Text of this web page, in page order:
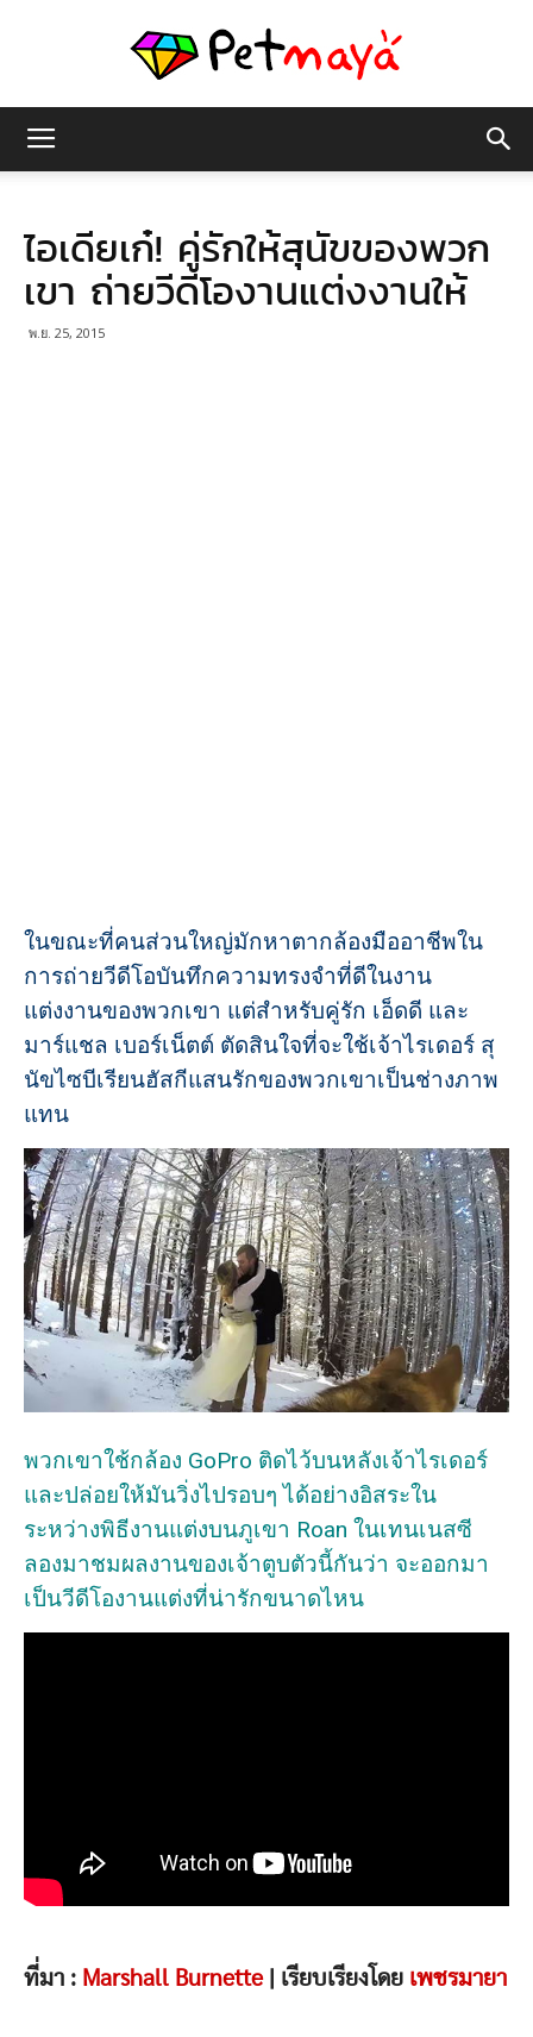
มายา
ไอเดียเก๋! คู่รักให้สุนัขของพวก
เขา ถ่ายวีดีโองานแต่งงานให้
พ.ย. 25, 2015
ในขณะที่คนส่วนใหญ่มักหาตากล้องมืออาชีพใน
การถ่ายวีดีโอบันทึกความทรงจำที่ดีในงาน
แต่งงานของพวกเขา แต่สำหรับคู่รัก เอ็ดดี และ
มาร์แชล เบอร์เน็ตต์ ตัดสินใจที่จะใช้เจ้าไรเดอร์ สุ
นัขไซบีเรียนฮัสกีแสนรักของพวกเขาเป็นช่างภาพ
แทน
พวกเขาใช้กล้อง GoPro ติดไว้บนหลังเจ้าไรเดอร์
และปล่อยให้มันวิ่งไปรอบๆ ได้อย่างอิสระใน
ระหว่างพิธีงานแต่งบนภูเขา Roan ในเทนเนสซี
ลองมาชมผลงานของเจ้าตูบตัวนี้กันว่า จะออกมา
เป็นวีดีโองานแต่งที่น่ารักขนาดไหน
ที่มา : Marshall Burnette| เรียบเรียงโดย เพชรมายา